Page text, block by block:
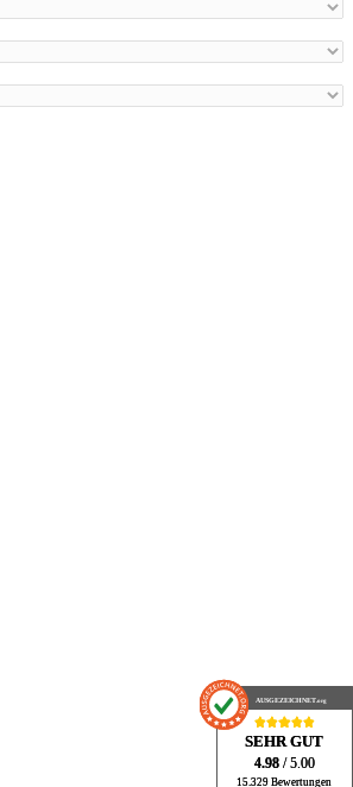
AUSGEZEICHNET.org
SEHR GUT
4.98 / 5.00
15.329 Bewertungen
AUSGEZEICHNET.org
SEHR GUT
4.98 / 5.00
15.329 Bewertungen